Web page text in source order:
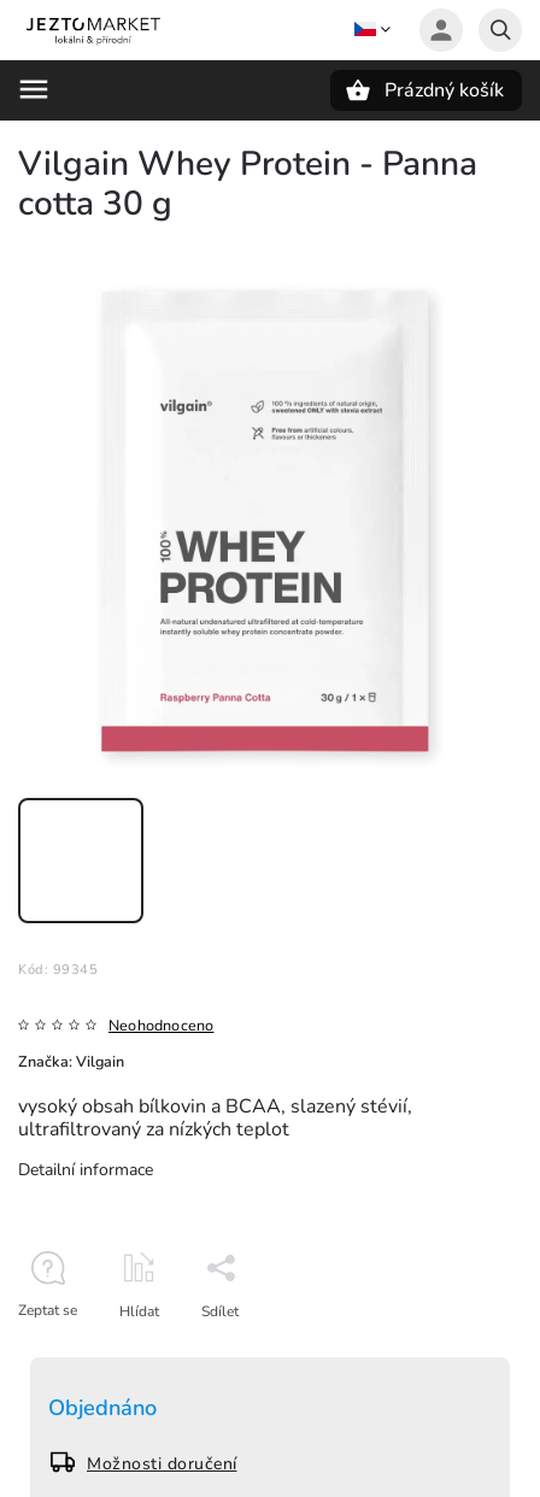
Prázdný košík
Vilgain Whey Protein - Panna
cotta 30 g
Kód: 99345
Neohodnoceno
Značka:Vilgain
Objednáno
Možnosti doručení
vysoký obsah bílkovin a BCAA, slazený stévií,
ultrafiltrovaný za nízkých teplot
Detailní informace
Zeptat se Hlídat Sdílet